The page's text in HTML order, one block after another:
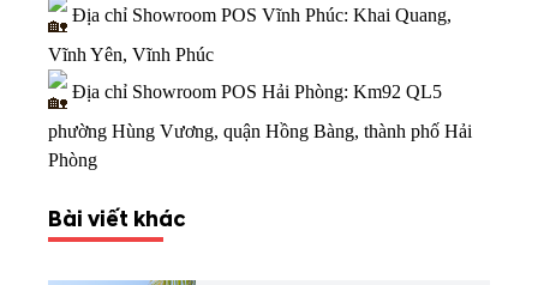
Địa chỉ Showroom POS Vĩnh Phúc: Khai Quang,
Vĩnh Yên, Vĩnh Phúc
Địa chỉ Showroom POS Hải Phòng: Km92 QL5
phường Hùng Vương, quận Hồng Bàng, thành phố Hải
Phòng
Bài viết khác